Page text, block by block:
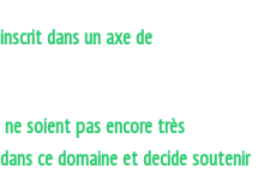
dans un axe de
soient pas encore très
ce domaine et decide soutenir